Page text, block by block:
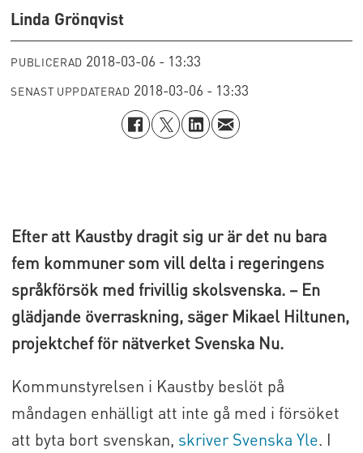
Linda Grönqvist
PUBLICERAD 2018-03-06 - 13:33
SENAST UPPDATERAD 2018-03-06 - 13:33
Efter att Kaustby dragit sig ur är det nu bara
fem kommuner som vill delta i regeringens
språkförsök med frivillig skolsvenska. – En
glädjande överraskning, säger Mikael Hiltunen,
projektchef för nätverket Svenska Nu.
Kommunstyrelsen i Kaustby beslöt på
måndagen enhälligt att inte gå med i försöket
att byta bort svenskan, skriver Svenska Yle. I